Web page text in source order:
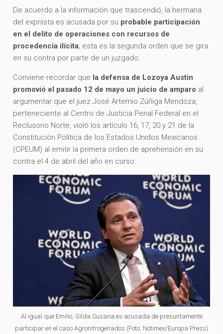
De acuerdo a la información que trascendió, la hermana
del expriista es acusada por su probable participación
en el delito de operaciones con recursos de
procedencia ilícita; esta es la segunda orden que se gira
en su contra por parte de un juzgado.
Conviene recordar que la defensa de Lozoya Austin
promovió el pasado 12 de mayo un juicio de amparo al
argumentar que el juez José Artemio Zúñiga Mendoza,
perteneciente al Centro de Justicia Penal Federal en el
Reclusorio Norte, violó los artículo 16, 17, 20 y 21 de la
Constitución Política de los Estados Unidos Mexicanos
(CPEUM) al emitir la primera orden de aprehensión en su
contra el 4 de abril del año en curso.
Al igual que Emilio, Gilda Susana es acusada de presuntamente
participar en el caso Agronitrogenados (Foto: Notimex/Europa Press)